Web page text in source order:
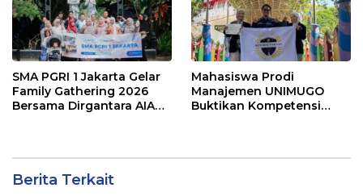
SMA PGRI 1 Jakarta Gelar
Family Gathering 2026
Bersama Dirgantara AIA
Mahasiswa Prodi
Manajemen UNIMUGO
Buktikan Kompetensi
Berita Terkait